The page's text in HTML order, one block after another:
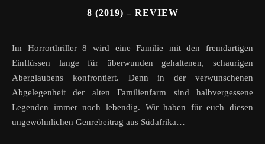
8 (2019) – REVIEW
Im Horrorthriller 8 wird eine Familie mit den fremdartigen
Einflüssen lange für überwunden gehaltenen, schaurigen
Aberglaubens konfrontiert. Denn in der verwunschenen
Abgelegenheit der alten Familienfarm sind halbvergessene
Legenden immer noch lebendig. Wir haben für euch diesen
ungewöhnlichen Genrebeitrag aus Südafrika…